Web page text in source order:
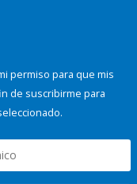
permiso para que mis
de suscribirme para